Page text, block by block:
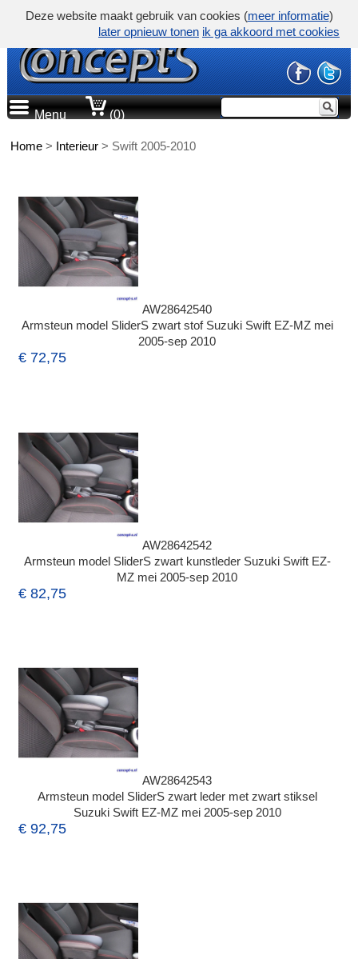
Menu (0)
Home > Interieur > Swift 2005-2010
AW28642540
Armsteun model SliderS zwart stof Suzuki Swift EZ-MZ mei
2005-sep 2010
€ 72,75
AW28642542
Armsteun model SliderS zwart kunstleder Suzuki Swift EZ-
MZ mei 2005-sep 2010
€ 82,75
AW28642543
Armsteun model SliderS zwart leder met zwart stiksel
Suzuki Swift EZ-MZ mei 2005-sep 2010
€ 92,75
Deze website maakt gebruik van cookies (meer informatie)
later opnieuw tonen ik ga akkoord met cookies